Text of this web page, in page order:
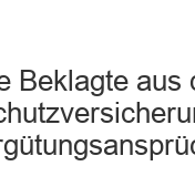
Beklagte aus